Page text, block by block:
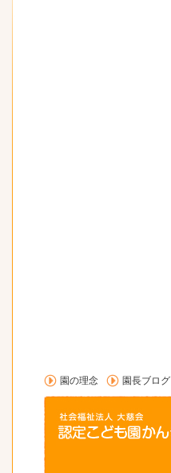
園の理念 園長ブログ